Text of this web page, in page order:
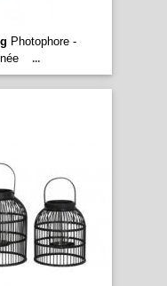
Photophore -
...